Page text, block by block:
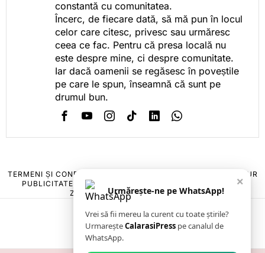
constantă cu comunitatea.
Încerc, de fiecare dată, să mă pun în locul
celor care citesc, privesc sau urmăresc
ceea ce fac. Pentru că presa locală nu
este despre mine, ci despre comunitate.
Iar dacă oamenii se regăsesc în poveștile
pe care le spun, înseamnă că sunt pe
drumul bun.
TERMENI ȘI CONDIȚII
POLITICA DE ANULARE & RETUR
PUBLICITATE ONLINE & TIPĂRITĂ
CONTACT
ZIARUL ANUNȚUL CĂLĂRĂȘEAN
×
Urmărește-ne pe WhatsApp!
Vrei să fii mereu la curent cu toate știrile?
UrmareșteCalarasiPress pe canalul de
WhatsApp.